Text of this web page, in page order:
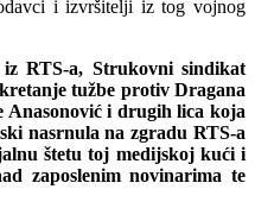
i izvršitelji iz tog vojnog
RTS-a, Strukovni sindikat
tužbe protiv Dragana
Anasonović i drugih lica koja
nasrnula na zgradu RTS-a
štetu toj medijskoj kući i
zaposlenim novinarima te